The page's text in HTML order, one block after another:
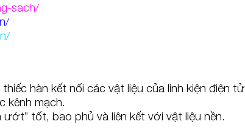
sach/
hàn kết nối các vật liệu của linh kiện điện tử
kênh mạch.
tốt, bao phủ và liên kết với vật liệu nền.